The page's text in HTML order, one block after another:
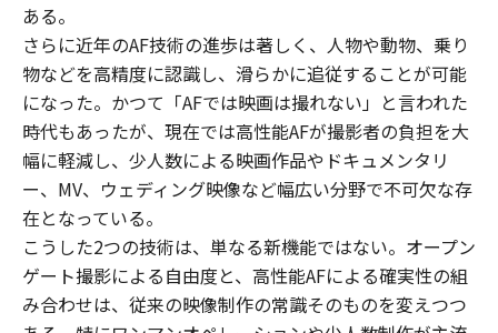
ある。
さらに近年のAF技術の進歩は著しく、人物や動物、乗り
物などを高精度に認識し、滑らかに追従することが可能
になった。かつて「AFでは映画は撮れない」と言われた
時代もあったが、現在では高性能AFが撮影者の負担を大
幅に軽減し、少人数による映画作品やドキュメンタリ
ー、MV、ウェディング映像など幅広い分野で不可欠な存
在となっている。
こうした2つの技術は、単なる新機能ではない。オープン
ゲート撮影による自由度と、高性能AFによる確実性の組
み合わせは、従来の映像制作の常識そのものを変えつつ